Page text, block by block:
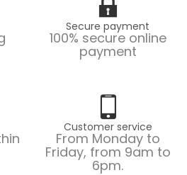
Secure payment
100% secure online
payment
Customer service
From Monday to
Friday, from 9am to
6pm.